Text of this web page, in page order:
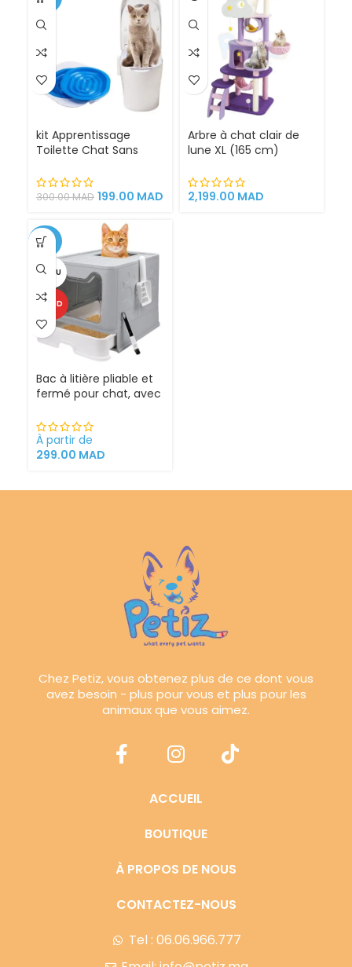
kit Apprentissage
Toilette Chat Sans
300.00MAD 199.00 MAD
Arbre à chat clair de
lune XL (165 cm)
chat griffoirs
2,199.00 MAD
-25%
VENDU
CHAUD
Bac à litière pliable et
fermé pour chat, avec
À partir de
299.00 MAD
Chez Petiz, vous obtenez plus de ce dont vous
avez besoin - plus pour vous et plus pour les
animaux que vous aimez.
ACCUEIL
BOUTIQUE
À PROPOS DE NOUS
CONTACTEZ-NOUS
Tel : 06.06.966.777